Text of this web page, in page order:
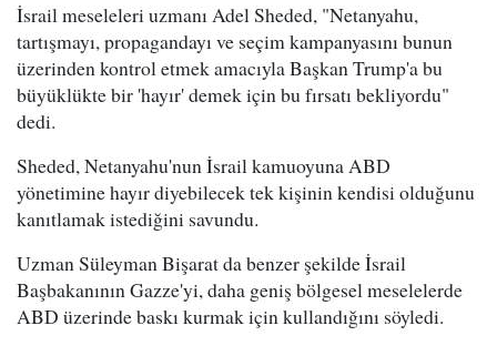
İsrail meseleleri uzmanı Adel Sheded, "Netanyahu,
tartışmayı, propagandayı ve seçim kampanyasını bunun
üzerinden kontrol etmek amacıyla Başkan Trump'a bu
büyüklükte bir 'hayır' demek için bu fırsatı bekliyordu"
dedi.
Sheded, Netanyahu'nun İsrail kamuoyuna ABD
yönetimine hayır diyebilecek tek kişinin kendisi olduğunu
kanıtlamak istediğini savundu.
Uzman Süleyman Bişarat da benzer şekilde İsrail
Başbakanının Gazze'yi, daha geniş bölgesel meselelerde
ABD üzerinde baskı kurmak için kullandığını söyledi.